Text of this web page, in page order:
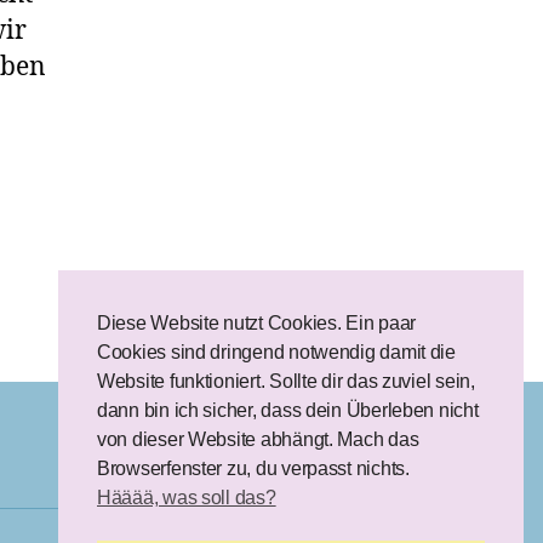
Diese Website nutzt Cookies. Ein paar
Cookies sind dringend notwendig damit die
Website funktioniert. Sollte dir das zuviel sein,
dann bin ich sicher, dass dein Überleben nicht
von dieser Website abhängt. Mach das
Browserfenster zu, du verpasst nichts.
Hääää, was soll das?